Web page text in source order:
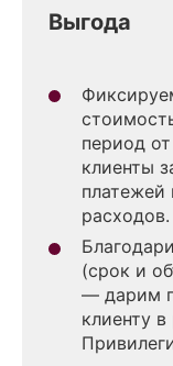
Выгода
период
клиенты
платежей
расходов.
(срок и
— дарим
клиенту